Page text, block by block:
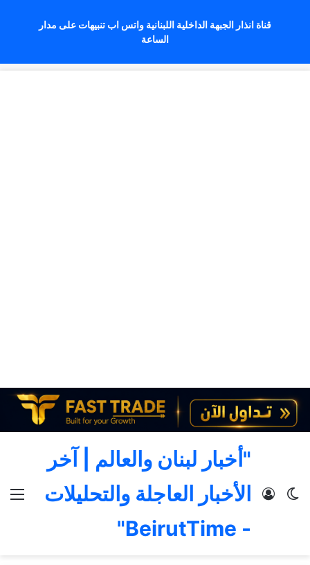
قناة انذار الجبهة الداخلية اللبنانية واتس اب تنبيهات على مدار
الساعة
"أخبار لبنان والعالم | آخر
الأخبار العاجلة والتحليلات
- BeirutTime"
الوضع المظلم
تسجيل الدخول